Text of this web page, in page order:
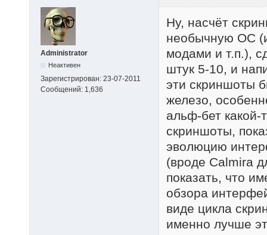
Administrator
Неактивен
Зарегистрирован: 23-07-2011
Сообщений: 1,636
Ну, насчёт
необычную ОС
модами и т.п.),
штук 5-10, и
эти скриншоты
железо,
альф-бет какой-
скриншоты,
эволюцию
(вроде Calmira
показать, что
обзора
виде цикла
именно лучше